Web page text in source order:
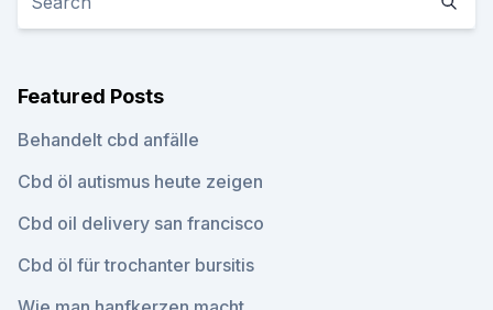
Featured Posts
Behandelt cbd anfälle
Cbd öl autismus heute zeigen
Cbd oil delivery san francisco
Cbd öl für trochanter bursitis